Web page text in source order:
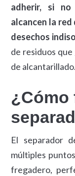
adherir, si
alcancen la
desechos
de residuos
de alcantarillado.
¿Cómo
El separador
múltiples
fregadero,